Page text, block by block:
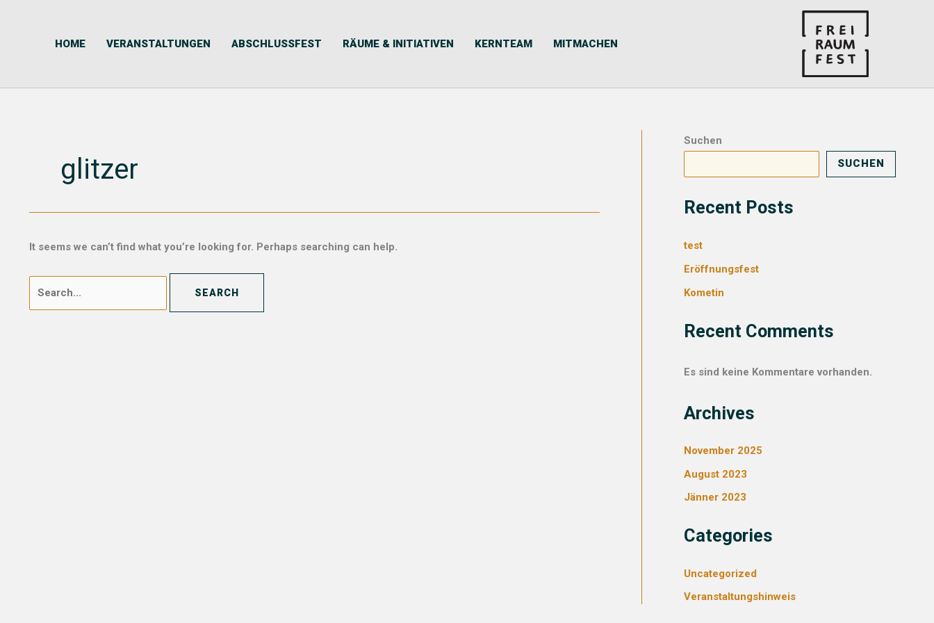
HOME VERANSTALTUNGEN ABSCHLUSSFEST RÄUME & INITIATIVEN KERNTEAM MITMACHEN
glitzer
It seems we can’t find what you’re looking for. Perhaps searching can help.
Suchen
SUCHEN
Recent Posts
test
Eröffnungsfest
Kometin
Recent Comments
Es sind keine Kommentare vorhanden.
Archives
November 2025
August 2023
Jänner 2023
Categories
Uncategorized
Veranstaltungshinweis